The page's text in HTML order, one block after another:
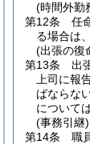
(時間外勤
第12条
任
る場合は
(出張の復
第13条
出
上司に報
ばならない
について
(事務引継)
第14条
職